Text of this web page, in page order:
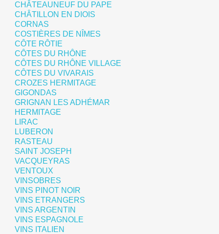
CHÂTEAUNEUF DU PAPE
CHÂTILLON EN DIOIS
CORNAS
COSTIÈRES DE NÎMES
CÔTE RÔTIE
CÔTES DU RHÔNE
CÔTES DU RHÔNE VILLAGE
CÔTES DU VIVARAIS
CROZES HERMITAGE
GIGONDAS
GRIGNAN LES ADHÉMAR
HERMITAGE
LIRAC
LUBERON
RASTEAU
SAINT JOSEPH
VACQUEYRAS
VENTOUX
VINSOBRES
VINS PINOT NOIR
VINS ETRANGERS
VINS ARGENTIN
VINS ESPAGNOLE
VINS ITALIEN